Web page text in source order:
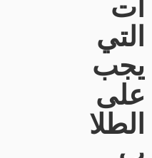
ات
التي
يجب
على
الطلا